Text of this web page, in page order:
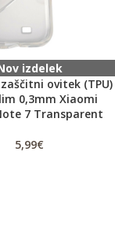
izdelek
ovitek (TPU)
0,3mm Xiaomi
7 Transparent
5,99€